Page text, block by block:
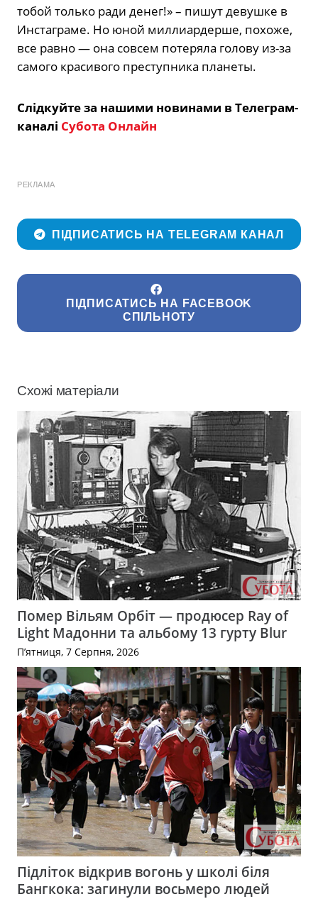
тобой только ради денег!» – пишут девушке в
Инстаграме. Но юной миллиардерше, похоже,
все равно — она совсем потеряла голову из-за
самого красивого преступника планеты.
Слідкуйте за нашими новинами в Телеграм-
каналі Субота Онлайн
РЕКЛАМА
ПІДПИСАТИСЬ НА TELEGRAM КАНАЛ
ПІДПИСАТИСЬ НА FACEBOOK
СПІЛЬНОТУ
Схожі матеріали
Помер Вільям Орбіт — продюсер Ray of
Light Мадонни та альбому 13 гурту Blur
П’ятниця, 7 Серпня, 2026
Підліток відкрив вогонь у школі біля
Бангкока: загинули восьмеро людей